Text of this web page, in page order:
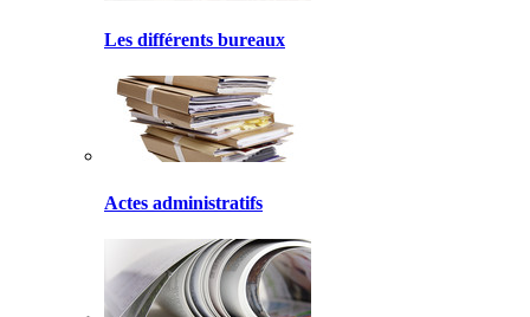
Les différents bureaux
Actes administratifs